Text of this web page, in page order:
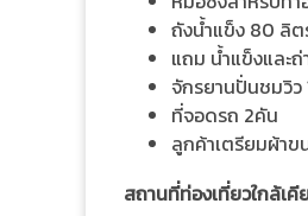
ถังน้ำแข็ง 80 ลิต
แถม น้ำแข็งและ
จักรยานปั่นชมวิว
ที่จอดรถ 2คัน
ลูกค้าเตรียมผ้าข
สถานที่ท่องเที่ยวใกล้เคี